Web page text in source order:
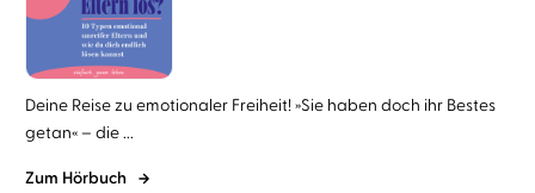
Deine Reise zu emotionaler Freiheit! »Sie haben doch ihr Bestes
getan« – die ...
Zum Hörbuch